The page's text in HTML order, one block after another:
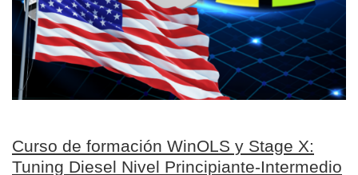
Curso de formación WinOLS y Stage X:
Tuning Diesel Nivel Principiante-Intermedio